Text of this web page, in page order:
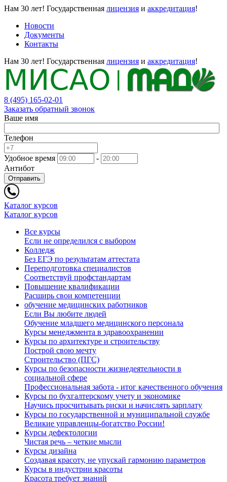
Нам 30 лет! Государственная лицензия и аккредитация!
Новости
Документы
Контакты
Нам 30 лет! Государственная лицензия и аккредитация!
8 (495) 165-02-01
Заказать обратный звонок
Ваше имя
Телефон
Удобное время
-
Антибот
Отправить
Каталог курсов
Каталог курсов
Все курсы
Если не определился с выбором
Колледж
Без ЕГЭ по результатам аттестата
Переподготовка специалистов
Соответствуй профстандартам
Повышение квалификации
Расширь свои компетенции
обучение медицинских работников
Если Вы любите людей
Обучение младшего медицинского персонала
Курсы менеджмента в здравоохранении
Курсы по архитектуре и строительству
Построй свою мечту
Строительство (ПГС)
Курсы по безопасности жизнедеятельности в
социальной сфере
Профессиональная забота - итог качественного обучения
Курсы по бухгалтерскому учету и экономике
Научись просчитывать риски и начислять зарплату
Курсы по государственной и муниципальной службе
Великие управленцы-богатство России!
Курсы дефектологии
Чистая речь – четкие мысли
Курсы дизайна
Создавая красоту, не упускай гармонию параметров
Курсы в индустрии красоты
Красота требует знаний